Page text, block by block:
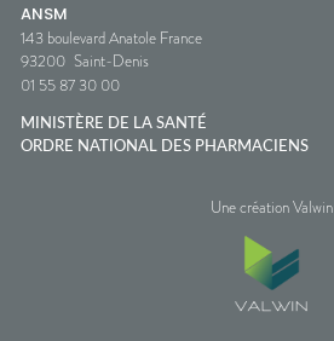
ANSM
143 boulevard Anatole France
93200 Saint-Denis
01 55 87 30 00
MINISTÈRE DE LA SANTÉ
ORDRE NATIONAL DES PHARMACIENS
Une création Valwin